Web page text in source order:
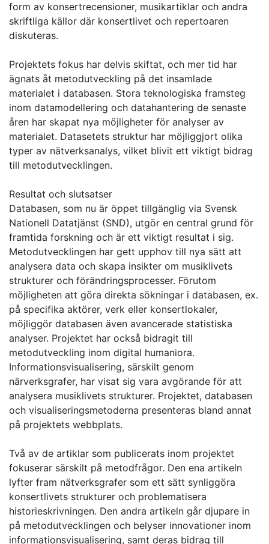
form av konsertrecensioner, musikartiklar och andra
skriftliga källor där konsertlivet och repertoaren
diskuteras.
Projektets fokus har delvis skiftat, och mer tid har
ägnats åt metodutveckling på det insamlade
materialet i databasen. Stora teknologiska framsteg
inom datamodellering och datahantering de senaste
åren har skapat nya möjligheter för analyser av
materialet. Datasetets struktur har möjliggjort olika
typer av nätverksanalys, vilket blivit ett viktigt bidrag
till metodutvecklingen.
Resultat och slutsatser
Databasen, som nu är öppet tillgänglig via Svensk
Nationell Datatjänst (SND), utgör en central grund för
framtida forskning och är ett viktigt resultat i sig.
Metodutvecklingen har gett upphov till nya sätt att
analysera data och skapa insikter om musiklivets
strukturer och förändringsprocesser. Förutom
möjligheten att göra direkta sökningar i databasen, ex.
på specifika aktörer, verk eller konsertlokaler,
möjliggör databasen även avancerade statistiska
analyser. Projektet har också bidragit till
metodutveckling inom digital humaniora.
Informationsvisualisering, särskilt genom
närverksgrafer, har visat sig vara avgörande för att
analysera musiklivets strukturer. Projektet, databasen
och visualiseringsmetoderna presenteras bland annat
på projektets webbplats.
Två av de artiklar som publicerats inom projektet
fokuserar särskilt på metodfrågor. Den ena artikeln
lyfter fram nätverksgrafer som ett sätt synliggöra
konsertlivets strukturer och problematisera
historieskrivningen. Den andra artikeln går djupare in
på metodutvecklingen och belyser innovationer inom
informationsvisualisering, samt deras bidrag till